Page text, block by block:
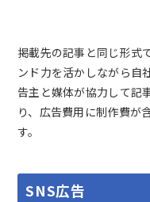
掲載先の記事と同じ形式
ンド力を活かしながら自
告主と媒体が協力して記
り、広告費用に制作費が
す。
SNS広告